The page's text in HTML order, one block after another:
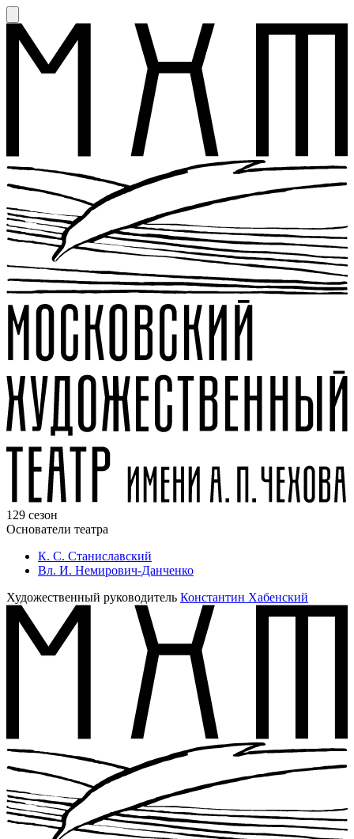
129 сезон
Основатели театра
К. С. Станиславский
Вл. И. Немирович-Данченко
Художественный руководитель Константин Хабенский